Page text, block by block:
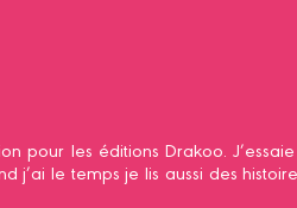
pour les éditions Drakoo.
le temps je lis aussi des